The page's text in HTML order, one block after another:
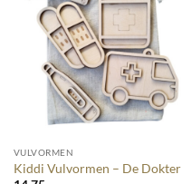
VULVORMEN
Kiddi Vulvormen – De Dokter